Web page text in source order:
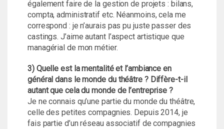
également faire de la gestion de projets : bilans,
compta, administratif etc. Néanmoins, cela me
correspond : je n’aurais pas pu juste passer des
castings. J’aime autant l’aspect artistique que
managérial de mon métier.
3) Quelle est la mentalité et l’ambiance en
général dans le monde du théâtre ? Diffère-t-il
autant que cela du monde de l’entreprise ?
Je ne connais qu’une partie du monde du théâtre,
celle des petites compagnies. Depuis 2014, je
fais partie d’un réseau associatif de compagnies